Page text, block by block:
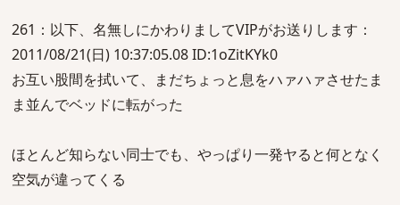
261：以下、名無しにかわりましてVIPがお送りします：
2011/08/21(日) 10:37:05.08 ID:1oZitKYk0
お互い股間を拭いて、まだちょっと息をハァハァさせたま
ま並んでベッドに転がった
ほとんど知らない同士でも、やっぱり一発ヤると何となく
空気が違ってくる